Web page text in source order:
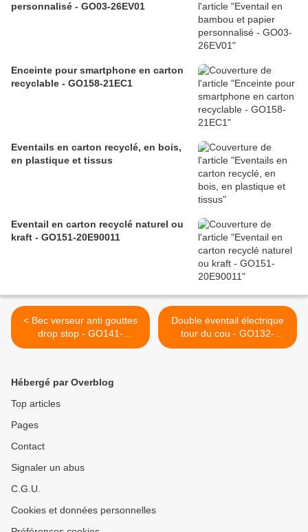
personnalisé - GO03-26EV01
Enceinte pour smartphone en carton
recyclable - GO158-21EC1
Eventails en carton recyclé, en bois,
en plastique et tissus
Eventail en carton recyclé naturel ou
kraft - GO151-20E90011
< Bec verseur anti gouttes
drop stop - GO141-
DROPST
Double éventail électrique
tour du cou - GO132-
19VENT >
Hébergé par Overblog
Top articles
Pages
Contact
Signaler un abus
C.G.U.
Cookies et données personnelles